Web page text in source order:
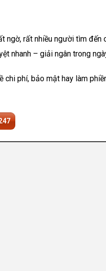
ngờ, rất nhiều người tìm đến
nhanh – giải ngân trong
phí, bảo mật hay làm